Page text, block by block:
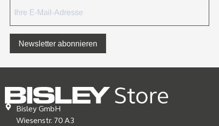
Newsletter abonnieren
Bisley GmbH
Wiesenstr. 70 A3